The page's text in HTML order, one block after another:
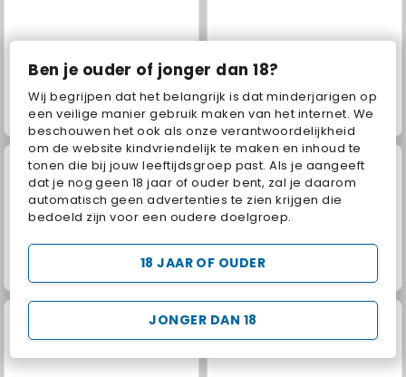
Ben je ouder of jonger dan 18?
Wij begrijpen dat het belangrijk is dat minderjarigen op
een veilige manier gebruik maken van het internet. We
beschouwen het ook als onze verantwoordelijkheid
om de website kindvriendelijk te maken en inhoud te
tonen die bij jouw leeftijdsgroep past. Als je aangeeft
dat je nog geen 18 jaar of ouder bent, zal je daarom
automatisch geen advertenties te zien krijgen die
bedoeld zijn voor een oudere doelgroep.
JONGER DAN 18
18 JAAR OF OUDER
Grand Mahjong Connect Jewel Garden Story
Masha and the Bear: Meadows